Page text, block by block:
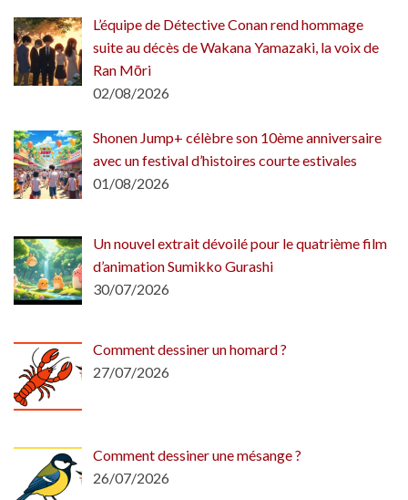
L’équipe de Détective Conan rend hommage
suite au décès de Wakana Yamazaki, la voix de
Ran Mōri
02/08/2026
Shonen Jump+ célèbre son 10ème anniversaire
avec un festival d’histoires courte estivales
01/08/2026
Un nouvel extrait dévoilé pour le quatrième film
d’animation Sumikko Gurashi
30/07/2026
Comment dessiner un homard ?
27/07/2026
Comment dessiner une mésange ?
26/07/2026